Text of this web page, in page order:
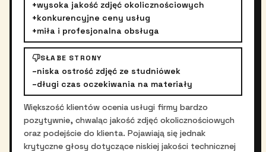
+wysoka jakość zdjęć okolicznościowych
+konkurencyjne ceny usług
+miła i profesjonalna obsługa
SŁABE STRONY
–niska ostrość zdjęć ze studniówek
–długi czas oczekiwania na materiały
Większość klientów ocenia usługi firmy bardzo
pozytywnie, chwaląc jakość zdjęć okolicznościowych
oraz podejście do klienta. Pojawiają się jednak
krytyczne głosy dotyczące niskiej jakości technicznej